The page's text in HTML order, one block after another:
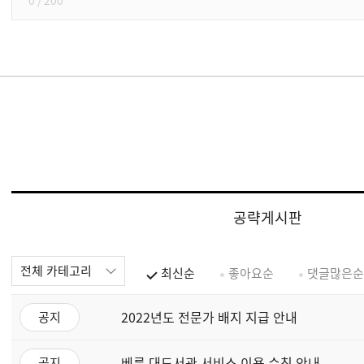
공략게시판
전체 카테고리 최신순 좋아요순 댓글많은순
공지 2022년도 전문가 배지 지급 안내